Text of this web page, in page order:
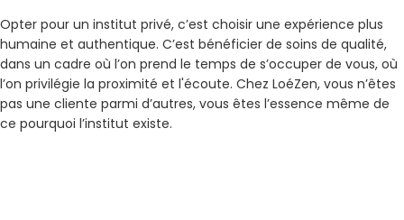
Opter pour un institut privé, c’est choisir une expérience plus
humaine et authentique. C’est bénéficier de soins de qualité,
dans un cadre où l’on prend le temps de s’occuper de vous, où
l’on privilégie la proximité et l'écoute. Chez LoéZen, vous n’êtes
pas une cliente parmi d’autres, vous êtes l’essence même de
ce pourquoi l’institut existe.